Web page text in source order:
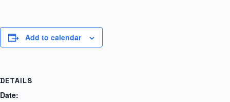
Add to calendar
DETAILS
Date: